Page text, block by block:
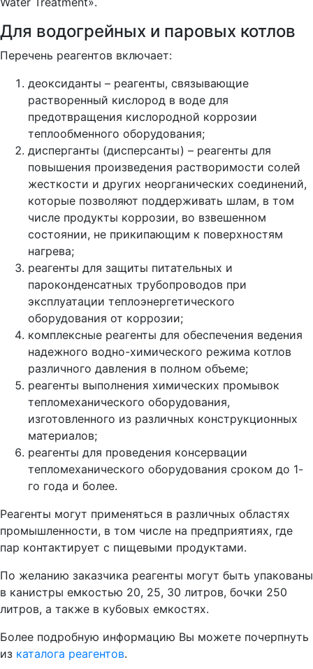
Для водогрейных и паровых котлов
Перечень реагентов включает:
деоксиданты – реагенты, связывающие
растворенный кислород в воде для
предотвращения кислородной коррозии
теплообменного оборудования;
дисперганты (дисперсанты) – реагенты для
повышения произведения растворимости солей
жесткости и других неорганических соединений,
которые позволяют поддерживать шлам, в том
числе продукты коррозии, во взвешенном
состоянии, не прикипающим к поверхностям
нагрева;
реагенты для защиты питательных и
пароконденсатных трубопроводов при
эксплуатации теплоэнергетического
оборудования от коррозии;
комплексные реагенты для обеспечения ведения
надежного водно-химического режима котлов
различного давления в полном объеме;
реагенты выполнения химических промывок
тепломеханического оборудования,
изготовленного из различных конструкционных
материалов;
реагенты для проведения консервации
тепломеханического оборудования сроком до 1-
го года и более.
Реагенты могут применяться в различных областях
промышленности, в том числе на предприятиях, где
пар контактирует с пищевыми продуктами.
По желанию заказчика реагенты могут быть упакованы
в канистры емкостью 20, 25, 30 литров, бочки 250
литров, а также в кубовых емкостях.
Более подробную информацию Вы можете почерпнуть
из каталога реагентов.